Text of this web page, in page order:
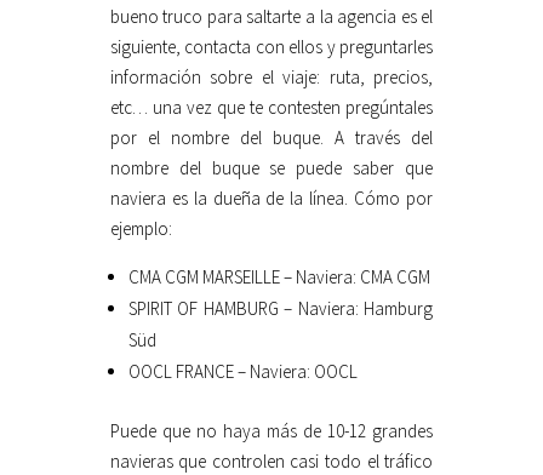
bueno truco para saltarte a la agencia es el
siguiente, contacta con ellos y preguntarles
información sobre el viaje: ruta, precios,
etc… una vez que te contesten pregúntales
por el nombre del buque. A través del
nombre del buque se puede saber que
naviera es la dueña de la línea. Cómo por
ejemplo:
CMA CGM MARSEILLE – Naviera: CMA CGM
SPIRIT OF HAMBURG – Naviera: Hamburg
Süd
OOCL FRANCE – Naviera: OOCL
Puede que no haya más de 10-12 grandes
navieras que controlen casi todo el tráfico